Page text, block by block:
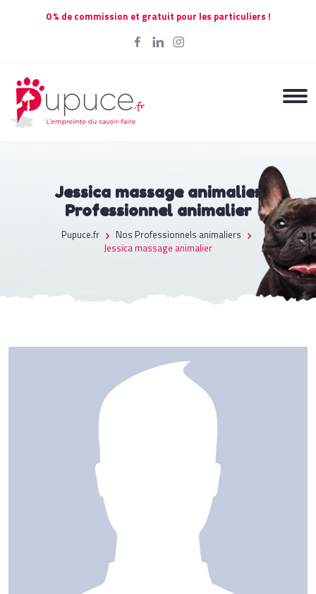
0 % de commission et gratuit pour les particuliers !
Jessica massage animalier
Professionnel animalier
Pupuce.fr
Nos Professionnels animaliers
Jessica massage animalier